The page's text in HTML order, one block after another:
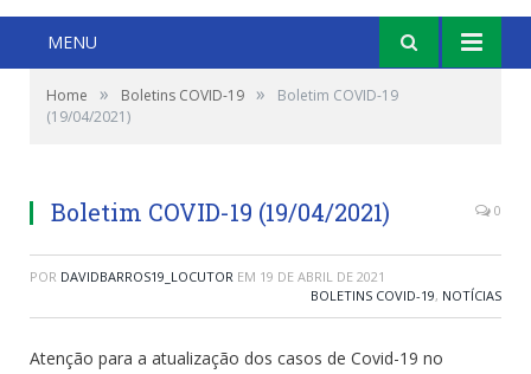
MENU
Home » Boletins COVID-19 »
Boletim COVID-19
(19/04/2021)
Boletim COVID-19 (19/04/2021) 0
POR DAVIDBARROS19_LOCUTOR EM 19 DE ABRIL DE 2021
BOLETINS COVID-19, NOTÍCIAS
Atenção para a atualização dos casos de Covid-19 no